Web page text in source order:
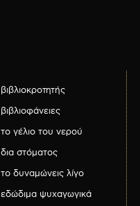
βιβλιοκροτητής
βιβλιοφάνειες
το γέλιο του νερού
δια στόματος
το δυναμώνεις λίγο
εδώδιμα ψυχαγωγικά